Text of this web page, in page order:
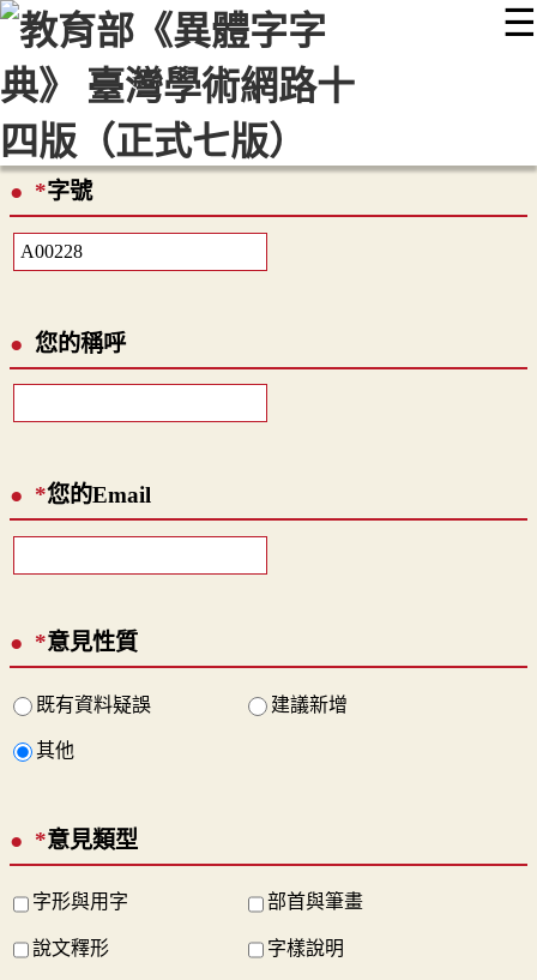
☰
::: 最新消息 常見問題 編輯說明
顯示模式
網站導覽
*字號
您的稱呼
*您的Email
*意見性質
既有資料疑誤 建議新增
其他
*意見類型
字形與用字 部首與筆畫
說文釋形 字樣說明